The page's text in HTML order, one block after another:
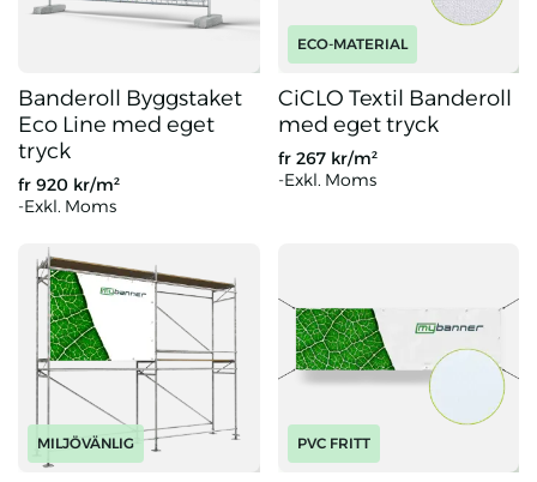
Banderoll Byggstaket
Eco Line med eget
tryck
fr 920 kr/m²
-Exkl. Moms
CiCLO Textil Banderoll
med eget tryck
ECO-MATERIAL
fr 267 kr/m²
-Exkl. Moms
MILJÖVÄNLIG PVC FRITT